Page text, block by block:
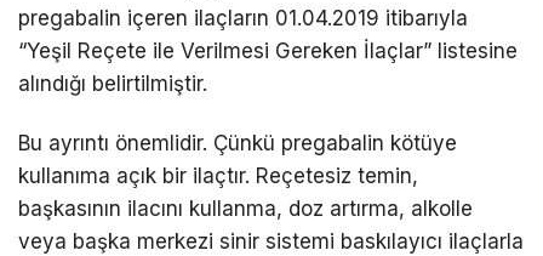
pregabalin içeren ilaçların 01.04.2019 itibarıyla
“Yeşil Reçete ile Verilmesi Gereken İlaçlar” listesine
alındığı belirtilmiştir.
Bu ayrıntı önemlidir. Çünkü pregabalin kötüye
kullanıma açık bir ilaçtır. Reçetesiz temin,
başkasının ilacını kullanma, doz artırma, alkolle
veya başka merkezi sinir sistemi baskılayıcı ilaçlarla